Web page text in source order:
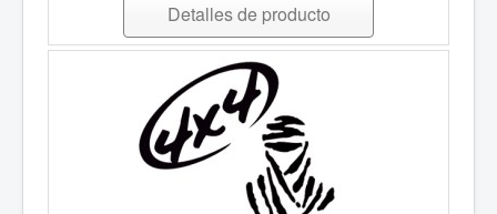
Detalles de producto